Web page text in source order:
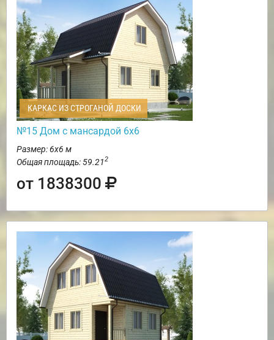
КАРКАС ИЗ СТРОГАНОЙ ДОСКИ
№15 Дом с мансардой 6х6
Размер: 6х6 м
Общая площадь: 59.212
от 1838300